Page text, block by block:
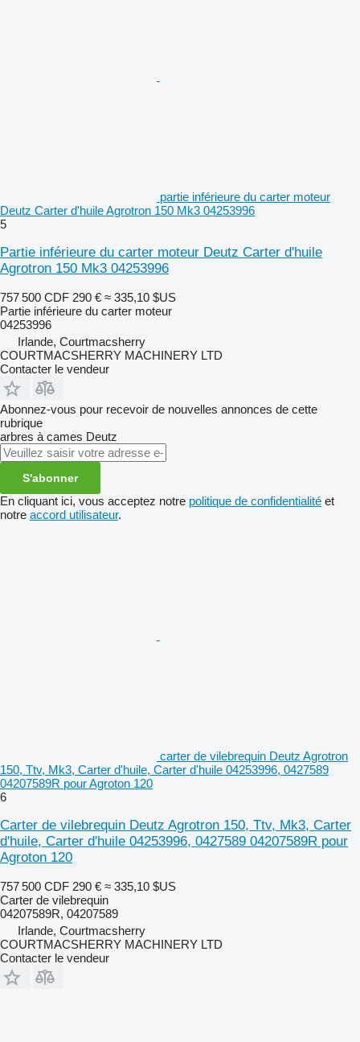
partie inférieure du carter moteur
Deutz Carter d'huile Agrotron 150 Mk3 04253996
5
Partie inférieure du carter moteur Deutz Carter d'huile
Agrotron 150 Mk3 04253996
757 500 CDF 290 € ≈ 335,10 $US
Partie inférieure du carter moteur
04253996
Irlande, Courtmacsherry
COURTMACSHERRY MACHINERY LTD
Contacter le vendeur
Abonnez-vous pour recevoir de nouvelles annonces de cette
rubrique
arbres à cames Deutz
S'abonner
En cliquant ici, vous acceptez notre politique de confidentialité et
notre accord utilisateur.
carter de vilebrequin Deutz Agrotron
150, Ttv, Mk3, Carter d'huile, Carter d'huile 04253996, 0427589
04207589R pour Agroton 120
6
Carter de vilebrequin Deutz Agrotron 150, Ttv, Mk3, Carter
d'huile, Carter d'huile 04253996, 0427589 04207589R pour
Agroton 120
757 500 CDF 290 € ≈ 335,10 $US
Carter de vilebrequin
04207589R, 04207589
Irlande, Courtmacsherry
COURTMACSHERRY MACHINERY LTD
Contacter le vendeur